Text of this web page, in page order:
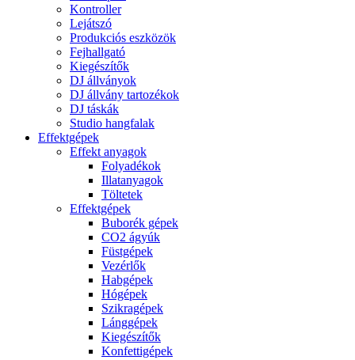
Kontroller
Lejátszó
Produkciós eszközök
Fejhallgató
Kiegészítők
DJ állványok
DJ állvány tartozékok
DJ táskák
Studio hangfalak
Effektgépek
Effekt anyagok
Folyadékok
Illatanyagok
Töltetek
Effektgépek
Buborék gépek
CO2 ágyúk
Füstgépek
Vezérlők
Habgépek
Hógépek
Szikragépek
Lánggépek
Kiegészítők
Konfettigépek